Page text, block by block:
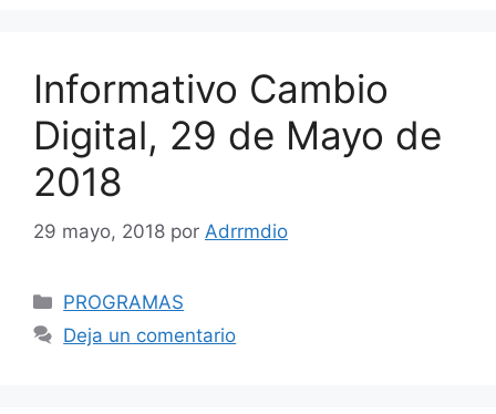
Informativo Cambio
Digital, 29 de Mayo de
2018
29 mayo, 2018 por Adrrmdio
Categorías
PROGRAMAS
Deja un comentario